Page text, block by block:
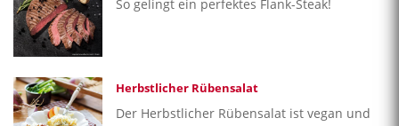
So gelingt ein perfektes Flank-Steak!
Herbstlicher Rübensalat
Der Herbstlicher Rübensalat ist vegan und